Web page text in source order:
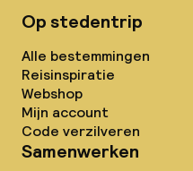
Op stedentrip
Alle bestemmingen
Reisinspiratie
Webshop
Mijn account
Code verzilveren
Samenwerken